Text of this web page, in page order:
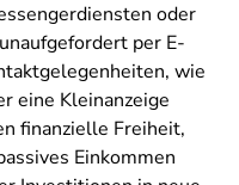
oder
per E-
wie
eine Kleinanzeige
finanzielle Freiheit,
Einkommen